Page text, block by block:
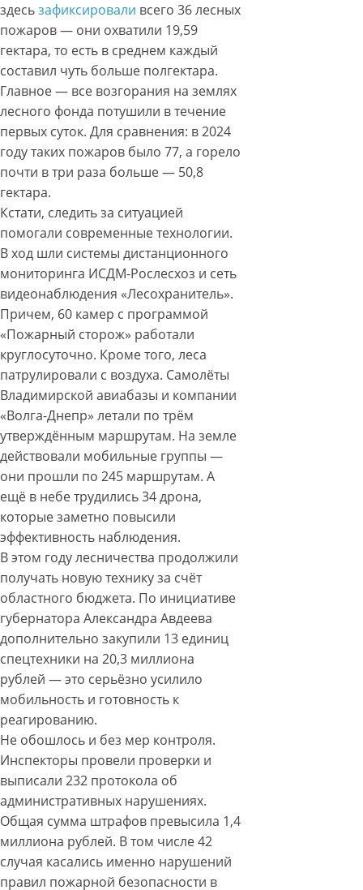
здесьзафиксировали всего 36 лесных
пожаров — они охватили 19,59
гектара, то есть в среднем каждый
составил чуть больше полгектара.
Главное — все возгорания на землях
лесного фонда потушили в течение
первых суток. Для сравнения: в 2024
году таких пожаров было 77, а горело
почти в три раза больше — 50,8
гектара.
Кстати, следить за ситуацией
помогали современные технологии.
В ход шли системы дистанционного
мониторинга ИСДМ-Рослесхоз и сеть
видеонаблюдения «Лесохранитель».
Причем, 60 камер с программой
«Пожарный сторож» работали
круглосуточно. Кроме того, леса
патрулировали с воздуха. Самолёты
Владимирской авиабазы и компании
«Волга-Днепр» летали по трём
утверждённым маршрутам. На земле
действовали мобильные группы —
они прошли по 245 маршрутам. А
ещё в небе трудились 34 дрона,
которые заметно повысили
эффективность наблюдения.
В этом году лесничества продолжили
получать новую технику за счёт
областного бюджета. По инициативе
губернатора Александра Авдеева
дополнительно закупили 13 единиц
спецтехники на 20,3 миллиона
рублей — это серьёзно усилило
мобильность и готовность к
реагированию.
Не обошлось и без мер контроля.
Инспекторы провели проверки и
выписали 232 протокола об
административных нарушениях.
Общая сумма штрафов превысила 1,4
миллиона рублей. В том числе 42
случая касались именно нарушений
правил пожарной безопасности в